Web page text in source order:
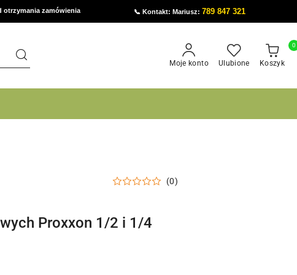
otrzymania zamówienia 📞 Kontakt: Mariusz:789 847 321
Moje konto Ulubione Koszyk
0
(0)
Proxxon 1/2 i 1/4